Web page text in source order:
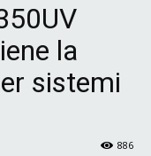
la
sistemi
886